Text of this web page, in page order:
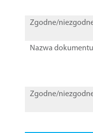
Zgodne/
Nazwa
Zgodne/